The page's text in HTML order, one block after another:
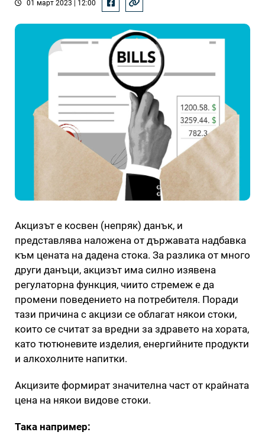
01 март 2023 | 12:00
Акцизът е косвен (непряк) данък, и
представлява наложена от държавата надбавка
към цената на дадена стока. За разлика от много
други данъци, акцизът има силно изявена
регулаторна функция, чиито стремеж е да
промени поведението на потребителя. Поради
тази причина с акцизи се облагат някои стоки,
които се считат за вредни за здравето на хората,
като тютюневите изделия, енергийните продукти
и алкохолните напитки.
Акцизите формират значителна част от крайната
цена на някои видове стоки.
Така например: